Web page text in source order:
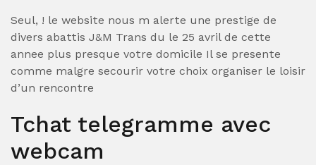
Seul, ! le website nous m alerte une prestige de
divers abattis J&M Trans du le 25 avril de cette
annee plus presque votre domicile Il se presente
comme malgre secourir votre choix organiser le loisir
d’un rencontre
Tchat telegramme avec
webcam